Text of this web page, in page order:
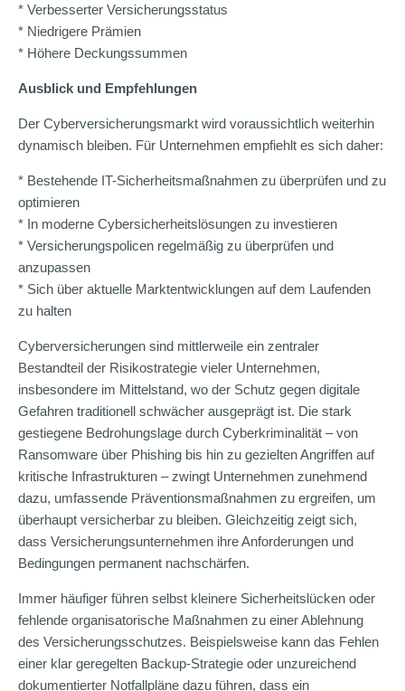
* Verbesserter Versicherungsstatus
* Niedrigere Prämien
* Höhere Deckungssummen
Ausblick und Empfehlungen
Der Cyberversicherungsmarkt wird voraussichtlich weiterhin
dynamisch bleiben. Für Unternehmen empfiehlt es sich daher:
* Bestehende IT-Sicherheitsmaßnahmen zu überprüfen und zu
optimieren
* In moderne Cybersicherheitslösungen zu investieren
* Versicherungspolicen regelmäßig zu überprüfen und
anzupassen
* Sich über aktuelle Marktentwicklungen auf dem Laufenden
zu halten
Cyberversicherungen sind mittlerweile ein zentraler
Bestandteil der Risikostrategie vieler Unternehmen,
insbesondere im Mittelstand, wo der Schutz gegen digitale
Gefahren traditionell schwächer ausgeprägt ist. Die stark
gestiegene Bedrohungslage durch Cyberkriminalität – von
Ransomware über Phishing bis hin zu gezielten Angriffen auf
kritische Infrastrukturen – zwingt Unternehmen zunehmend
dazu, umfassende Präventionsmaßnahmen zu ergreifen, um
überhaupt versicherbar zu bleiben. Gleichzeitig zeigt sich,
dass Versicherungsunternehmen ihre Anforderungen und
Bedingungen permanent nachschärfen.
Immer häufiger führen selbst kleinere Sicherheitslücken oder
fehlende organisatorische Maßnahmen zu einer Ablehnung
des Versicherungsschutzes. Beispielsweise kann das Fehlen
einer klar geregelten Backup-Strategie oder unzureichend
dokumentierter Notfallpläne dazu führen, dass ein